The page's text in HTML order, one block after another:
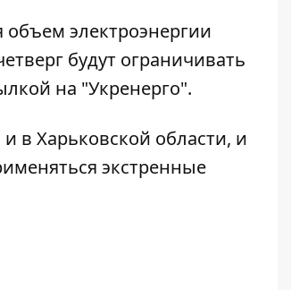
электроэнергии
будут ограничивать
на "Укренерго".
в Харьковской области, и
экстренные